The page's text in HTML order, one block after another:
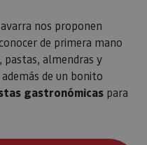
nos proponen
de primera mano
pastas, almendras y
de un bonito
gastronómicas para